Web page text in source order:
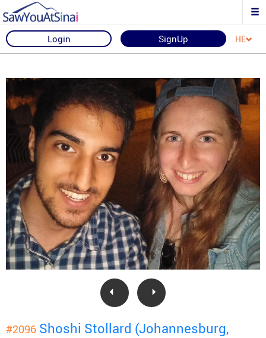
Login SignUp HE
#2096 Shoshi Stollard (Johannesburg,